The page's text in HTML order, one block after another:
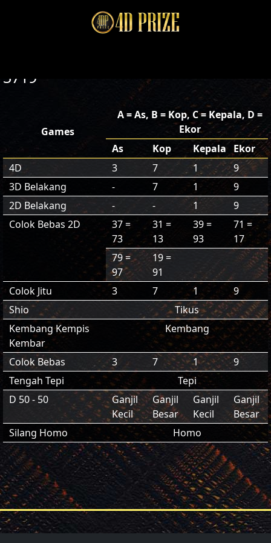
3719
Games
A = As, B = Kop, C = Kepala, D =
Ekor
As
Kop Kepala Ekor
4D
3 7 1
9
3D Belakang
- 7 1
9
2D Belakang
- - 1
9
Colok Bebas 2D
37 =
73
31 =
13
39 =
93
71 =
17
79 =
97
19 =
91
Colok Jitu
3 7 1
9
Shio
Tikus
Kembang Kempis
Kembar
Kembang
Colok Bebas 3 7 1
9
Tengah Tepi
Tepi
D 50 - 50
Ganjil
Kecil
Ganjil
Besar
Ganjil
Kecil
Ganjil
Besar
Silang Homo
Homo